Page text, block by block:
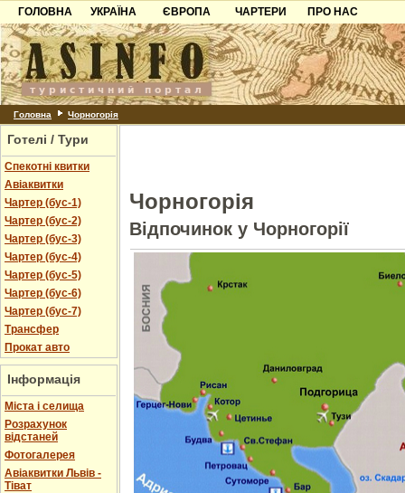
ГОЛОВНА
УКРАЇНА
Карпати
Азов
Причорноморря
Шацьк
ЄВРОПА
Чорногорія
Хорватія
Болгарія
ЧАРТЕРИ
ПРО НАС
Контакти
Партнерам
Додати готель
Головна Чорногорія
Готелі / Тури
Спекотні квитки
Авіаквитки
Чартер (бус-1)
Чартер (бус-2)
Чартер (бус-3)
Чартер (бус-4)
Чартер (бус-5)
Чартер (бус-6)
Чартер (бус-7)
Трансфер
Прокат авто
Інформація
Міста і селища
Розрахунок
відстаней
Фотогалерея
Авіаквитки Львів -
Тіват
Чорногорія
Відпочинок у Чорногорії